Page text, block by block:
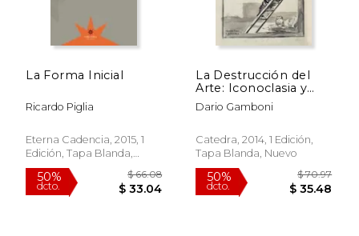
La Forma Inicial
Ricardo Piglia
Eterna Cadencia, 2015, 1
Edición, Tapa Blanda,
Nuevo
La Destrucción del
Arte: Iconoclasia y
Vandalismo Desde la
Revolución Francesa
Dario Gamboni
Catedra, 2014, 1 Edición,
Tapa Blanda, Nuevo